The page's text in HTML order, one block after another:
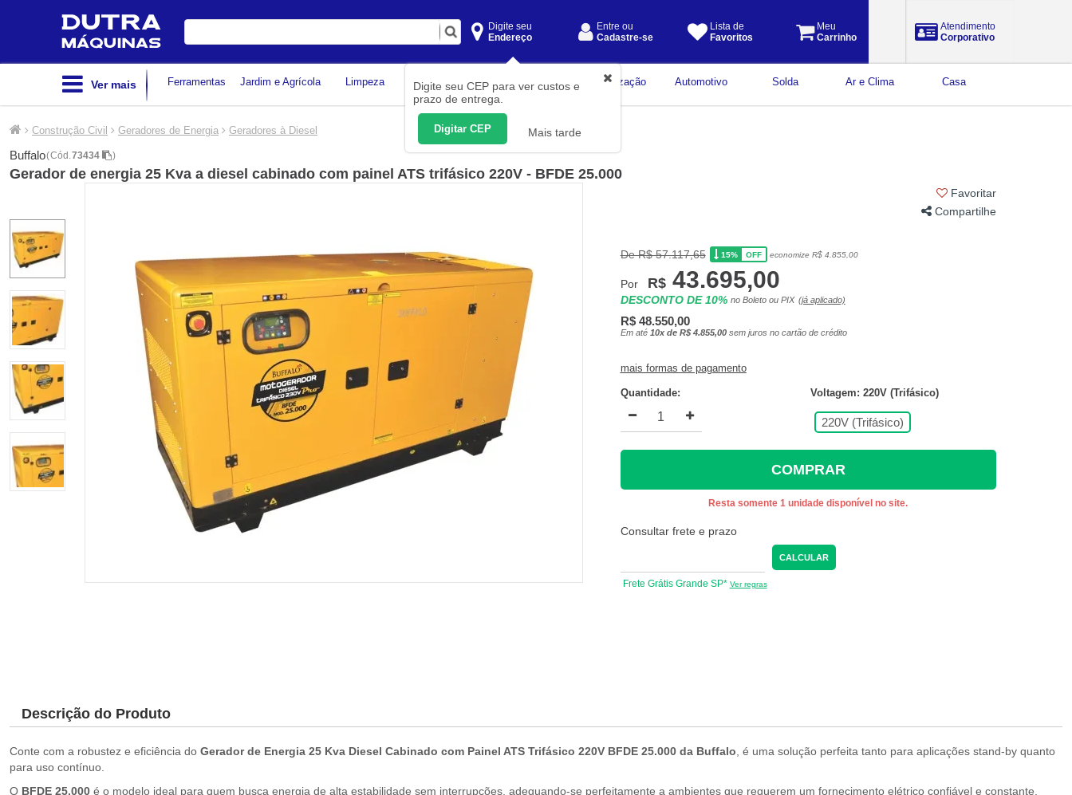
Digite
Digite seu
Endereço
Digite seu CEP para ver custos e
prazo de entrega.
Digitar CEP Mais tarde
Entre ou
Cadastre-se
Lista de
Favoritos
Meu
Carrinho
Atendimento
Corporativo
Ver mais Ferramentas Jardim e Agrícola Limpeza Construção Civil
Medição
Organização Automotivo Solda Ar e Clima Casa
Construção Civil Geradores de Energia Geradores à Diesel
Buffalo(Cód. 73434 )
Gerador de energia 25 Kva a diesel cabinado com painel ATS trifásico 220V - BFDE 25.000
Favoritar
Compartilhe
De R$ 57.117,65 15% OFF economize R$ 4.855,00
Por R$ 43.695,00
DESCONTO DE 10% no Boleto ou PIX (já aplicado)
R$ 48.550,00
Em até 10x de R$ 4.855,00sem juros no cartão de crédito
mais formas de pagamento
Quantidade: Voltagem: 220V (Trifásico)
220V (Trifásico)
COMPRAR
Resta somente 1 unidade disponível no site.
Consultar frete e prazo
CALCULAR
Frete Grátis Grande SP* Ver regras
Descrição do Produto
Conte com a robustez e eficiência do Gerador de Energia 25 Kva Diesel Cabinado com Painel ATS Trifásico 220V BFDE 25.000 da Buffalo , é uma solução perfeita tanto para aplicações stand-by quanto
para uso contínuo.
O BFDE 25.000 é o modelo ideal para quem busca energia de alta estabilidade sem interrupções, adequando-se perfeitamente a ambientes que requerem um fornecimento elétrico confiável e constante.